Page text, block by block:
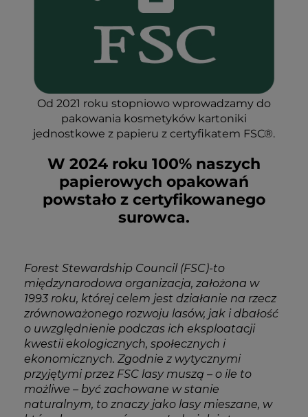
Od 2021 roku stopniowo wprowadzamy do
pakowania kosmetyków kartoniki
jednostkowe z papieru z certyfikatem FSC®.
W 2024 roku 100% naszych
papierowych opakowań
powstało z certyfikowanego
surowca.
Forest Stewardship Council (FSC)-to
międzynarodowa organizacja, założona w
1993 roku, której celem jest działanie na rzecz
zrównoważonego rozwoju lasów, jak i dbałość
o uwzględnienie podczas ich eksploatacji
kwestii ekologicznych, społecznych i
ekonomicznych. Zgodnie z wytycznymi
przyjętymi przez FSC lasy muszą – o ile to
możliwe – być zachowane w stanie
naturalnym, to znaczy jako lasy mieszane, w